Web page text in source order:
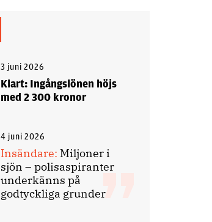
3 juni 2026
Klart: Ingångslönen höjs
med 2 300 kronor
4 juni 2026
Insändare: Miljoner i
sjön – polisaspiranter
underkänns på
godtyckliga grunder